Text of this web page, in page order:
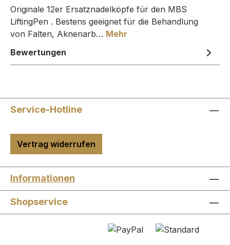
Originale 12er Ersatznadelköpfe für den MBS
LiftingPen . Bestens geeignet für die Behandlung
von Falten, Aknenarb… Mehr
Bewertungen
Service-Hotline
Vertrag widerrufen
Informationen
Shopservice